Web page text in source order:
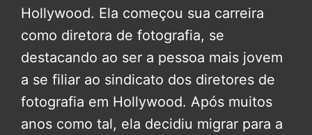
Hollywood. Ela começou sua carreira
como diretora de fotografia, se
destacando ao ser a pessoa mais jovem
a se filiar ao sindicato dos diretores de
fotografia em Hollywood. Após muitos
anos como tal, ela decidiu migrar para a